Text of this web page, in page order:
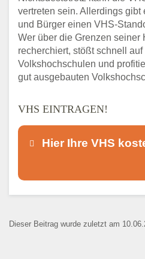
vertreten sein. Allerdings gibt
und Bürger einen VHS-
Wer über die Grenzen seiner
recherchiert, stößt schnell auf
Volkshochschulen und
gut ausgebauten
VHS EINTRAGEN!
Hier Ihre VHS
Kontaktaufnahme
Dieser Beitrag wurde zuletzt am